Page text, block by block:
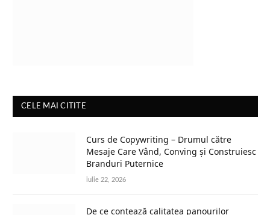
CELE MAI CITITE
Curs de Copywriting – Drumul către
Mesaje Care Vând, Conving și Construiesc
Branduri Puternice
iulie 22, 2026
De ce contează calitatea panourilor